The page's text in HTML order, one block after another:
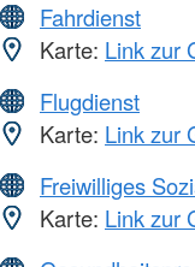
Fahrdienst
Karte: Link zur
Flugdienst
Karte: Link zur
Freiwilliges
Karte: Link zur